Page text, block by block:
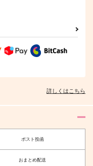
詳しくはこちら
ポスト投函
おまとめ配送